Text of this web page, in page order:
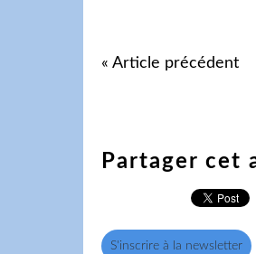
« Article précédent
Partager cet
S'inscrire à la newsletter